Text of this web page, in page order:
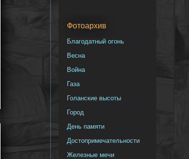
Фотоархив
Благодатный огонь
Весна
Война
Газа
Голанские высоты
Город
День памяти
Достопримечательности
Железные мечи